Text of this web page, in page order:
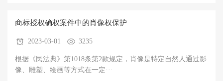
商标授权确权案件中的肖像权保护
2023-03-01 3235
根据《民法典》第1018条第2款规定，肖像是特定自然人通过影
像、雕塑、绘画等方式在一定···